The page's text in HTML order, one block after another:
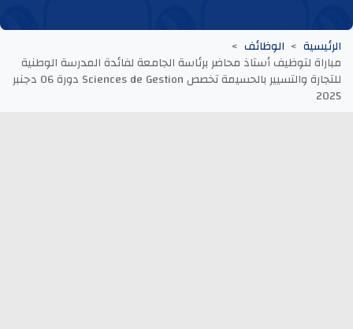
وظائف الجماعات الترابية
الرئيسية الوظائف
مباراة لتوظيف أستاذ محاضر برئاسة الجامعة لفائدة المدرسة الوطنية
للتجارة والتسيير بالحسيمة تخصص Sciences de Gestion دورة 06 دجنبر
2025